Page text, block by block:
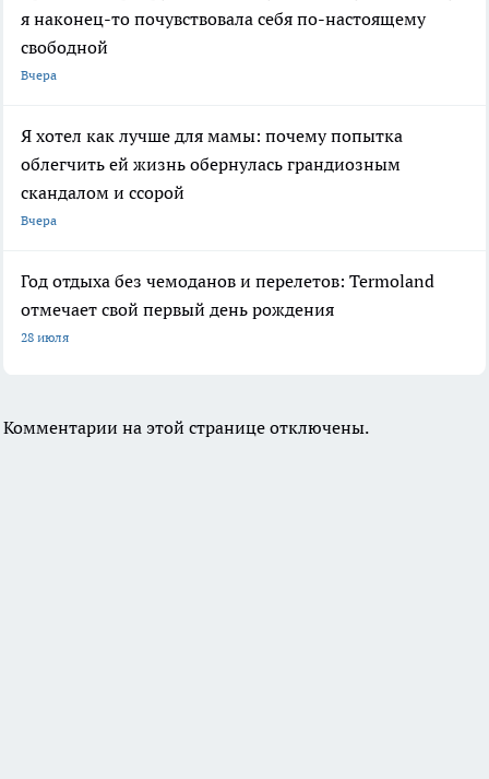
я наконец-то почувствовала себя по-настоящему
свободной
Вчера
Я хотел как лучше для мамы: почему попытка
облегчить ей жизнь обернулась грандиозным
скандалом и ссорой
Вчера
Год отдыха без чемоданов и перелетов: Termoland
отмечает свой первый день рождения
28 июля
Комментарии на этой странице отключены.